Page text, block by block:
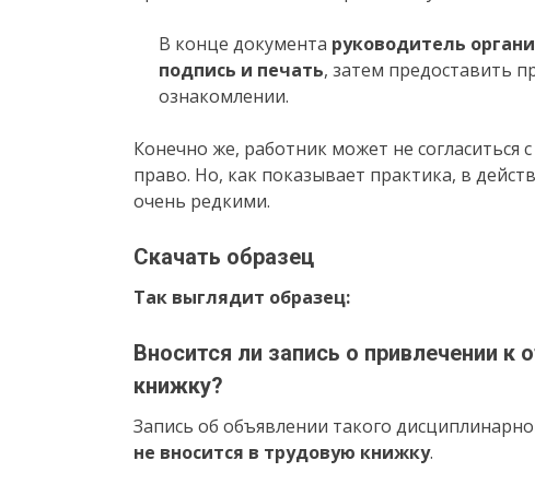
В конце документа руководитель
подпись и печать, затем предоставить
ознакомлении.
Конечно же, работник может не согласиться
право. Но, как показывает практика, в
очень редкими.
Скачать образец
Так выглядит образец:
Вносится ли запись о привлечении к
книжку?
Запись об объявлении такого
не вносится в трудовую книжку.